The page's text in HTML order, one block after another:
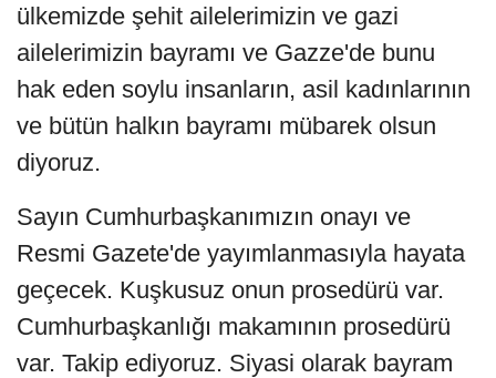
ülkemizde şehit ailelerimizin ve gazi
ailelerimizin bayramı ve Gazze'de bunu
hak eden soylu insanların, asil kadınlarının
ve bütün halkın bayramı mübarek olsun
diyoruz.
Sayın Cumhurbaşkanımızın onayı ve
Resmi Gazete'de yayımlanmasıyla hayata
geçecek. Kuşkusuz onun prosedürü var.
Cumhurbaşkanlığı makamının prosedürü
var. Takip ediyoruz. Siyasi olarak bayram